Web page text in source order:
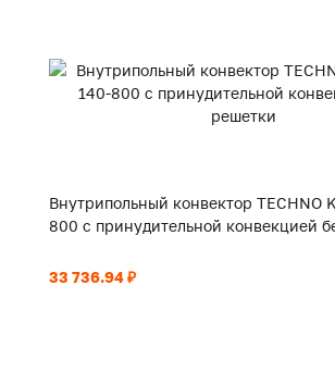
Внутрипольный конвектор TECHNO
800 с принудительной конвекцией
33 736.94 ₽